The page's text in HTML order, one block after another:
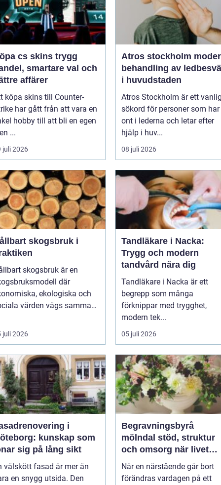
cs skins trygg
smartare val och
affärer
köpa skins till Counter-
har gått från att vara en
hobby till att bli en egen
...
juli 2026
Atros stockholm modern
behandling av
i huvudstaden
Atros Stockholm är ett
sökord för personer som har
ont i lederna och letar efter
hjälp i huv...
08 juli 2026
skogsbruk i
skogsbruk är en
där
ekologiska och
värden vägs samman
juli 2026
Tandläkare i Nacka:
Trygg och modern
tandvård nära dig
Tandläkare i Nacka är ett
begrepp som många
förknippar med trygghet,
modern tek...
05 juli 2026
i
kunskap som
sig på lång sikt
välskött fasad är mer än
en snygg utsida. Den
Begravningsbyrå
mölndal stöd, struktur
och omsorg när livet
förändras
När en närstående går bort
förändras vardagen på ett